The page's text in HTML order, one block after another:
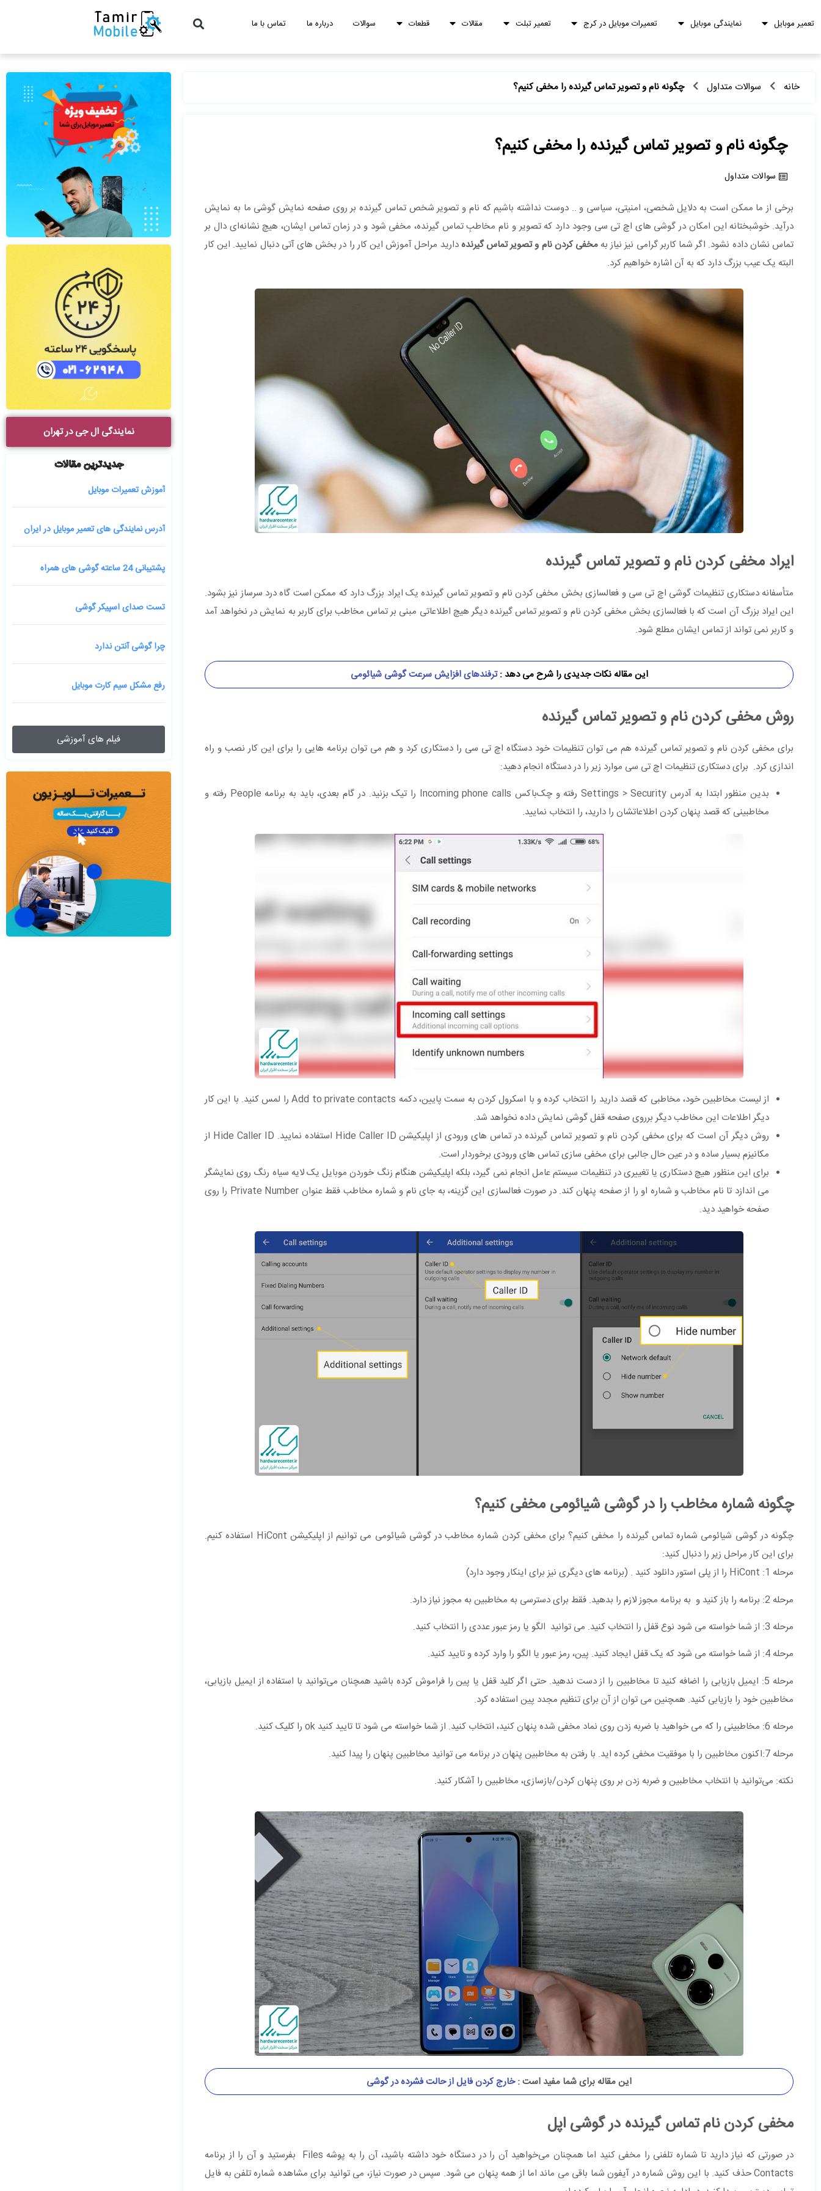
تعمیر موبایل نمایندگی موبایل تعمیرات موبایل در کرج تعمیر تبلت مقالات قطعات سوالات درباره ما تماس با ما
خانه سوالات متداول چگونه نام و تصویر تماس گیرنده را مخفی کنیم؟
چگونه نام و تصویر تماس گیرنده را مخفی کنیم؟
سوالات متداول
برخی از ما ممکن است به دلایل شخصی، امنیتی، سیاسی و .. دوست نداشته باشیم که نام و تصویر شخص تماس گیرنده بر روی صفحه نمایش گوشی ما به نمایش
درآید. خوشبختانه این امکان در گوشی های اچ تی سی وجود دارد که تصویر و نام مخاطبِ تماس گیرنده، مخفی شود و در زمان تماس ایشان، هیچ نشانه‌ای دال بر
تماس نشان داده نشود. اگر شما کاربر گرامی نیز نیاز بهمخفی کردن نام و تصویر تماس گیرندهدارید مراحل آموزش این کار را در بخش های آتی دنبال نمایید. این کار
البته یک عیب بزرگ دارد که به آن اشاره خواهیم کرد.
ایراد مخفی کردن نام و تصویر تماس گیرنده
متأسفانه دستکاری تنظیمات گوشی اچ تی سی و فعالسازی بخش مخفی کردن نام و تصویر تماس گیرنده یک ایراد بزرگ دارد که ممکن است گاه درد سرساز نیز بشود.
این ایراد بزرگ آن است که با فعالسازی بخش مخفی کردن نام و تصویر تماس گیرنده دیگر هیچ اطلاعاتی مبنی بر تماس مخاطب برای کاربر به نمایش در نخواهد آمد
و کاربر نمی تواند از تماس ایشان مطلع شود.
این مقاله نکات جدیدی را شرح می دهد : ترفندهای افزایش سرعت گوشی شیائومی
روش مخفی کردن نام و تصویر تماس گیرنده
برای مخفی کردن نام و تصویر تماس گیرنده هم می توان تنظیمات خود دستگاه اچ تی سی را دستکاری کرد و هم می توان برنامه هایی را برای این کار نصب و راه
اندازی کرد. برای دستکاری تنظیمات اچ تی سی موارد زیر را در دستگاه انجام دهید:
بدین منظور ابتدا به آدرس Settings > Security رفته و چک‌باکس Incoming phone calls را تیک بزنید. در گام بعدی، باید به برنامه People رفته و
مخاطبینی که قصد پنهان کردن اطلاعاتشان را دارید، را انتخاب نمایید.
از لیست مخاطبین خود، مخاطبی که قصد دارید را انتخاب کرده و با اسکرول کردن به سمت پایین، دکمه Add to private contacts را لمس کنید. با این کار
دیگر اطلاعات این مخاطب دیگر برروی صفحه قفل گوشی نمایش داده نخواهد شد.
روش دیگر آن است که برای مخفی کردن نام و تصویر تماس گیرنده در تماس های ورودی از اپلیکیشن Hide Caller ID استفاده نمایید. Hide Caller ID از
مکانیزم بسیار ساده و در عین حال جالبی برای مخفی سازی تماس های ورودی برخوردار است.
برای این منظور هیچ دستکاری یا تغییری در تنظیمات سیستم عامل انجام نمی گیرد، بلکه اپلیکیشن هنگام زنگ خوردن موبایل یک لایه سیاه رنگ روی نمایشگر
می اندازد تا نام مخاطب و شماره او را از صفحه پنهان کند. در صورت فعالسازی این گزینه، به جای نام و شماره مخاطب فقط عنوان Private Number را روی
صفحه خواهید دید.
چگونه شماره مخاطب را در گوشی شیائومی مخفی کنیم؟
چگونه در گوشی شیائومی شماره تماس گیرنده را مخفی کنیم؟
برای مخفی کردن شماره مخاطب در گوشی شیائومی می توانیم از اپلیکیشن HiCont استفاده کنیم.
برای این کار مراحل زیر را دنبال کنید:
مرحله 1: HiCont را از پلی استور دانلود کنید . (برنامه های دیگری نیز برای اینکار وجود دارد)
مرحله 2: برنامه را باز کنید و به برنامه مجوز لازم را بدهید. فقط برای دسترسی به مخاطبین به مجوز نیاز دارد.
مرحله 3: از شما خواسته می شود نوع قفل را انتخاب کنید. می توانید الگو یا رمز عبور عددی را انتخاب کنید.
مرحله 4: از شما خواسته می شود که یک قفل ایجاد کنید. پین، رمز عبور یا الگو را وارد کرده و تایید کنید.
مرحله 5: ایمیل بازیابی را اضافه کنید تا مخاطبین را از دست ندهید. حتی اگر کلید قفل یا پین را فراموش کرده باشید همچنان می‌توانید با استفاده از ایمیل بازیابی،
مخاطبین خود را بازیابی کنید. همچنین می توان از آن برای تنظیم مجدد پین استفاده کرد.
مرحله 6: مخاطبینی را که می خواهید با ضربه زدن روی نماد مخفی شده پنهان کنید، انتخاب کنید. از شما خواسته می شود تا تایید کنید ok را کلیک کنید.
مرحله 7:اکنون مخاطبین را با موفقیت مخفی کرده اید. با رفتن به مخاطبین پنهان در برنامه می توانید مخاطبین پنهان را پیدا کنید.
نکته: می‌توانید با انتخاب مخاطبین و ضربه زدن بر روی پنهان کردن/بازسازی، مخاطبین را آشکار کنید.
این مقاله برای شما مفید است :خارج کردن فایل از حالت فشرده در گوشی
مخفی کردن نام تماس گیرنده در گوشی اپل
در صورتی که نیاز دارید تا شماره تلفنی را مخفی کنید اما همچنان می‌خواهید آن را در دستگاه خود داشته باشید، آن را به پوشه Files بفرستید و آن را از برنامه
Contacts حذف کنید. با این روش شماره در آیفون شما باقی می ماند اما از همه پنهان می شود. سپس در صورت نیاز، می توانید برای مشاهده شماره تلفن به فایل
نمایندگی ال جی در تهران
جدیدترین مقالات
آموزش تعمیرات موبایل
آدرس نمایندگی های تعمیر موبایل در ایران
پشتیبانی 24 ساعته گوشی های همراه
تست صدای اسپیکر گوشی
چرا گوشی آنتن ندارد
رفع مشکل سیم کارت موبایل
فیلم های آموزشی